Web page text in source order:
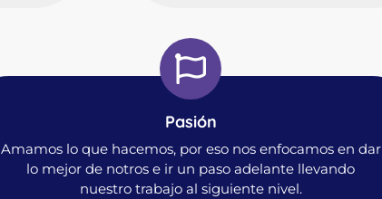
Pasión
Amamos lo que hacemos, por eso nos enfocamos en dar
lo mejor de notros e ir un paso adelante llevando
nuestro trabajo al siguiente nivel.